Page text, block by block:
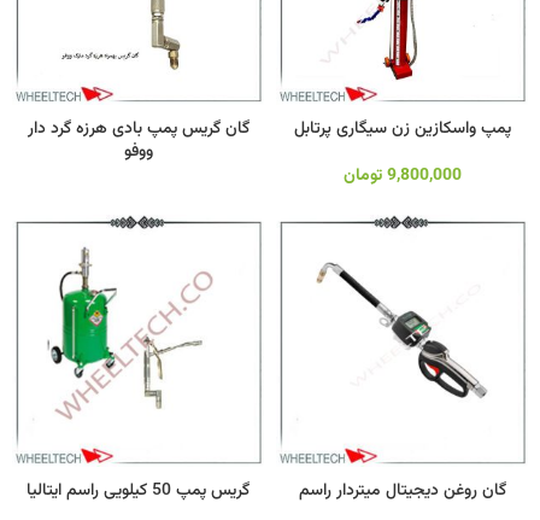
پمپ واسکازین زن سیگاری پرتابل
9,800,000 تومان
گان گریس پمپ بادی هرزه گرد دار
ووفو
گان روغن دیجیتال میتردار راسم گریس پمپ 50 کیلویی راسم ایتالیا